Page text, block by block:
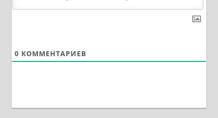
0 КОММЕНТАРИЕВ